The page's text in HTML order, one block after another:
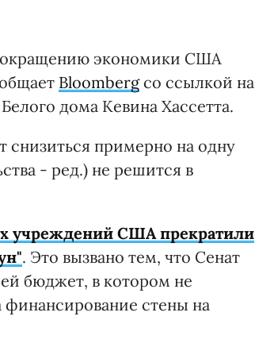
экономики США
Bloombergсо ссылкой на
дома Кевина Хассетта.
примерно на одну
- ред.) не решится в
учреждений США прекратили
. Это вызвано тем, что Сенат
бюджет, в котором не
стены на